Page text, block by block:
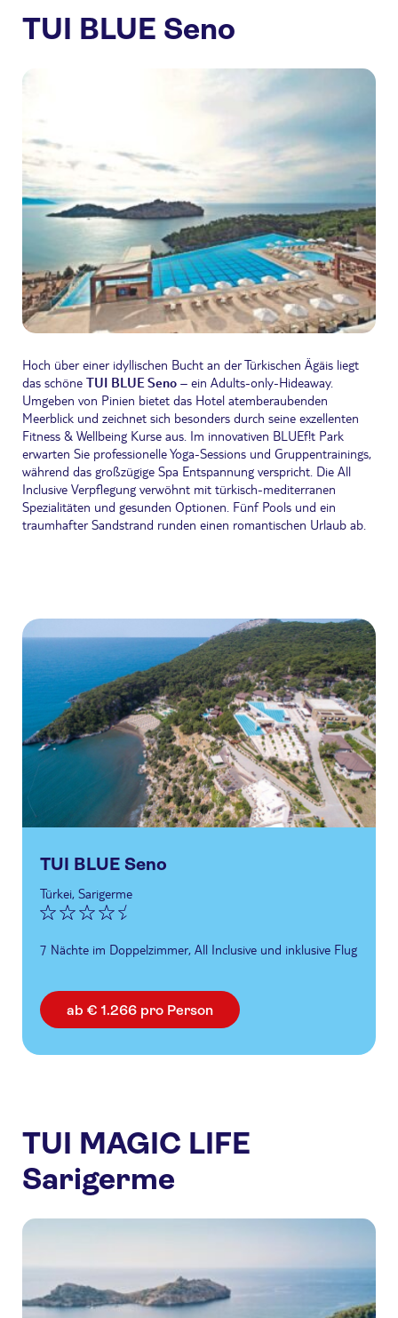
TUI BLUE Seno
Hoch über einer idyllischen Bucht an der Türkischen Ägäis liegt
das schöne TUI BLUE Seno – ein Adults-only-Hideaway.
Umgeben von Pinien bietet das Hotel atemberaubenden
Meerblick und zeichnet sich besonders durch seine exzellenten
Fitness & Wellbeing Kurse aus. Im innovativen BLUEf!t Park
erwarten Sie professionelle Yoga-Sessions und Gruppentrainings,
während das großzügige Spa Entspannung verspricht. Die All
Inclusive Verpflegung verwöhnt mit türkisch-mediterranen
Spezialitäten und gesunden Optionen. Fünf Pools und ein
traumhafter Sandstrand runden einen romantischen Urlaub ab.
TUI BLUE Seno
Türkei, Sarigerme
7 Nächte im Doppelzimmer, All Inclusive und inklusive Flug
ab € 1.266 pro Person
TUI MAGIC LIFE
Sarigerme